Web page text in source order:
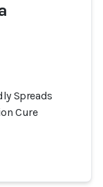
Spreads
Cure